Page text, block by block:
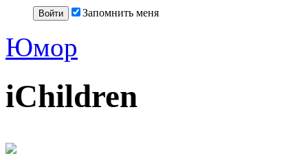
Запомнить меня
Юмор
iChildren